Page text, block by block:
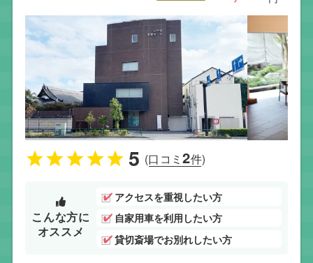
5 (口コミ2件)
こんな方に
オススメ
アクセスを重視したい方
自家用車を利用したい方
貸切斎場でお別れしたい方